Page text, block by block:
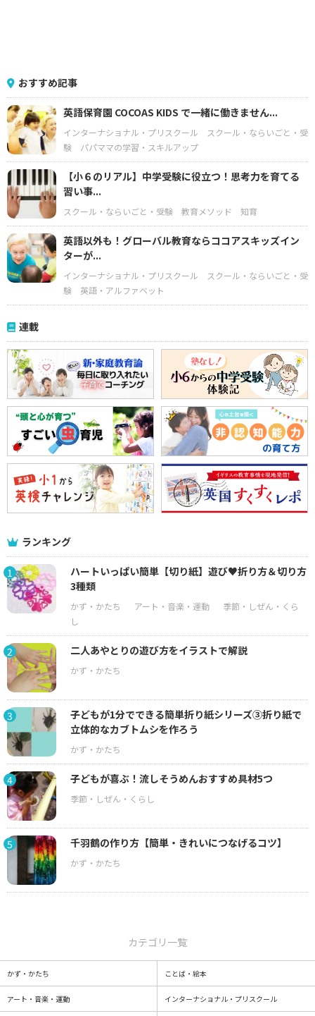
おすすめ記事
英語保育園 COCOAS KIDS で一緒に働きません...
インターナショナル・プリスクール
スクール・ならいごと・受
験
パパママの学習・スキルアップ
【小６のリアル】中学受験に役立つ！思考力を育てる
習い事...
スクール・ならいごと・受験 教育メソッド 知育
英語以外も！グローバル教育ならココアスキッズイン
ターが...
インターナショナル・プリスクール
スクール・ならいごと・受
験
英語・アルファベット
連載
ランキング
1
ハートいっぱい簡単【切り紙】遊び♥折り方＆切り方
3種類
2 二人あやとりの遊び方をイラストで解説
3
子どもが1分でできる簡単折り紙シリーズ③折り紙で
立体的なカブトムシを作ろう
4 子どもが喜ぶ！流しそうめんおすすめ具材5つ
5 千羽鶴の作り方【簡単・きれいにつなげるコツ】
カテゴリ一覧
かず・かたち ことば・絵本
アート・音楽・運動 インターナショナル・プリスクール